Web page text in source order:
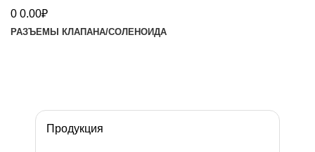
0 0.00₽
РАЗЪЕМЫ КЛАПАНА/СОЛЕНОИДА
Продукция